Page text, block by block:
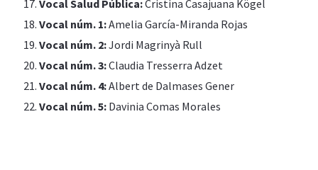
Vocal Salud Pública:Cristina Casajuana Kögel
Vocal núm. 1:Amelia García-Miranda Rojas
Vocal núm. 2:Jordi Magrinyà Rull
Vocal núm. 3:Claudia Tresserra Adzet
Vocal núm. 4:Albert de Dalmases Gener
Vocal núm. 5: Davinia Comas Morales